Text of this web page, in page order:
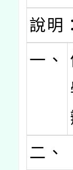
說明
一、
二、